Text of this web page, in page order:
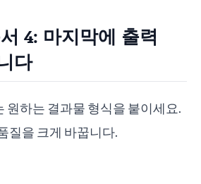
4: 마지막에 출력
다
원하는 결과물 형식을 붙이세요.
질을 크게 바꿉니다.